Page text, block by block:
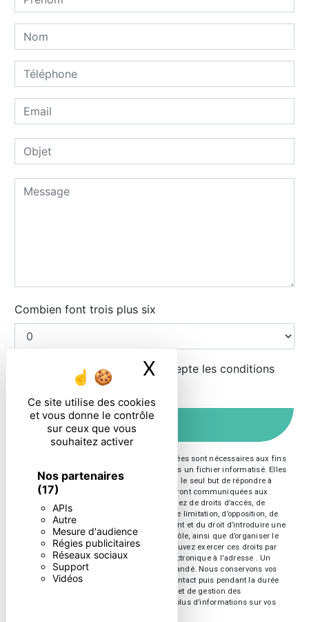
Ce site utilise des cookies
et vous donne le contrôle
sur ceux que vous
souhaitez activer
Nos partenaires
(17)
APIs
Autre
Mesure d'audience
Régies publicitaires
Réseaux sociaux
Support
Vidéos
X Masquer le
Combien font trois plus six
En cochant cette case, j'accepte les conditions
particulières ci-dessous **
ENVOYER
** Les données personnelles communiquées sont nécessaires aux fins
de vous contacter et sont enregistrées dans un fichier informatisé. Elles
sont destinées à et ses sous-traitants dans le seul but de répondre à
votre message. Les données collectées seront communiquées aux
seuls destinataires suivants: . Vous disposez de droits d’accès, de
rectification, d’effacement, de portabilité, de limitation, d’opposition, de
retrait de votre consentement à tout moment et du droit d’introduire une
réclamation auprès d’une autorité de contrôle, ainsi que d’organiser le
sort de vos données post-mortem. Vous pouvez exercer ces droits par
voie postale à l'adresse ou par courrier électronique à l'adresse . Un
justificatif d'identité pourra vous être demandé. Nous conservons vos
données pendant la période de prise de contact puis pendant la durée
de prescription légale aux fins probatoires et de gestion des
contentieux. Consultez le site cnil.fr pour plus d’informations sur vos